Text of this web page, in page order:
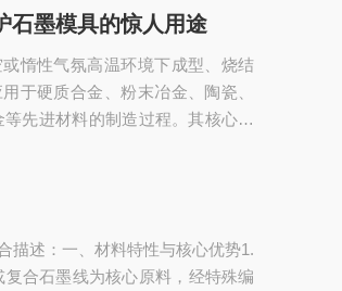
石墨模具的惊人用途
惰性气氛高温环境下成型、烧结
于硬质合金、粉末冶金、陶瓷、
先进材料的制造过程。其核心优
度、高强度的等静压石墨（如ISO
的影响...
描述：一、材料特性与核心优势​1.
合石墨线为核心原料，经特殊编